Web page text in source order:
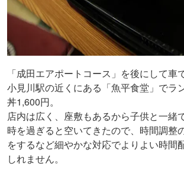
「成田エアポートコース」を後にして車
小見川駅の近くにある「魚平食堂」でラ
丼1,600円。
店内は広く、座敷もあるから子供と一緒
時を過ぎると空いてきたので、時間調整
をするなど細やかな対応でよりよい時間
しれません。